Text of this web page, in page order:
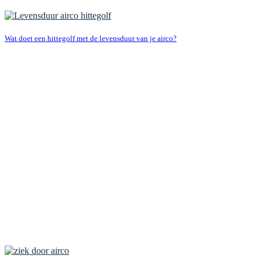
Wat doet een hittegolf met de levensduur van je airco?